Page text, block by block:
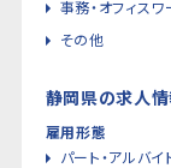
事務・オフィスワ
その他
静岡県の求人情
雇用形態
パート・アルバイ